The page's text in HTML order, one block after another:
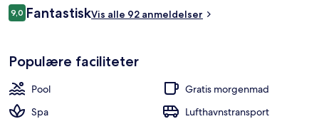
er
1.802 kr.
Anmeldelser
9,09,0 ud af 10.
FantastiskVis alle 92 anmeldelser
Populære faciliteter
Pool
Gratis morgenmad
Spa
Lufthavnstransport